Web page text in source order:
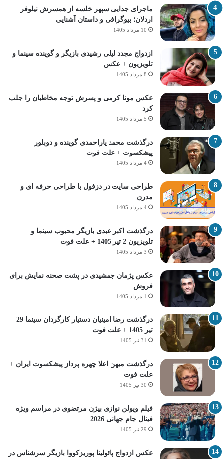
ماجرای جدایی سپهر خلسه از همسرش نیلوفر
اردلان؛ بیوگرافی و داستان آشنایی
10 مرداد 1405
ازدواج مجدد لیلی رشیدی بازیگر و گوینده سینما و
تلویزیون + عکس
8 مرداد 1405
عکس مونا کرمی و پسرش توجه مخاطبان را جلب
کرد
5 مرداد 1405
درگذشت محمد یاراحمدی گوینده و دوبلور
پیشکسوت + علت فوت
4 مرداد 1405
طراحی سایت در دزفول با طراحی حرفه‌ ای و
مدرن
4 مرداد 1405
درگذشت اکبر عبدی بازیگر محبوب سینما و
تلویزیون 2 تیر 1405 + علت فوت
3 مرداد 1405
عکس پژمان جمشیدی در پشت صحنه نمایش برای
فروش
1 مرداد 1405
درگذشت رضا امینیان دستیار کارگردان سینما 29
تیر 1405 + علت فوت
31 تیر 1405
درگذشت میهن اعلا چهره پرداز پیشکسوت ایران +
علت فوت
30 تیر 1405
فیلم ویولن نوازی بیژن مرتضوی در مراسم ویژه
فینال جام جهانی 2026
29 تیر 1405
عکس ازدواج پائولینا پوریزکووا بازیگر سرشناس در